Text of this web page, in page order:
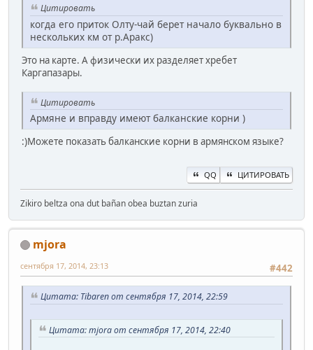
Цитировать
когда его приток Олту-чай берет начало буквально в
нескольких км от р.Аракс)
Это на карте. А физически их разделяет хребет
Каргапазары.
Цитировать
Армяне и вправду имеют балканские корни )
:)Можете показать балканские корни в армянском языке?
QQ ЦИТИРОВАТЬ
Zikiro beltza ona dut bañan obea buztan zuria
mjora
#442
сентября 17, 2014, 23:13
Цитата: Tibaren от сентября 17, 2014, 22:59
Цитата: mjora от сентября 17, 2014, 22:40